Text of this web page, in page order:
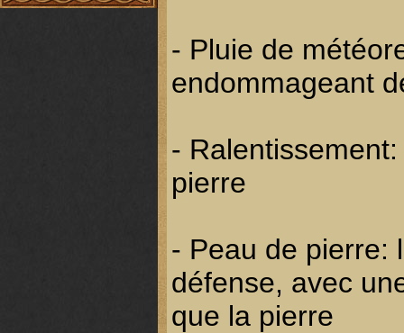
- Pluie de
endommageant
-
pierre
- Peau de pierre:
défense, avec
que la pierre